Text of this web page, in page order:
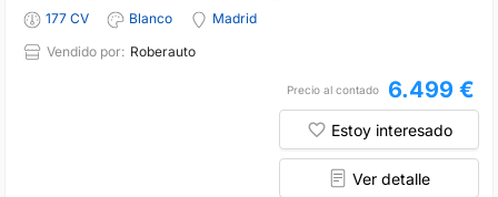
177 CV
Blanco
Madrid
Vendido por: Roberauto
Precio al contado 6.499 €
Estoy interesado
Ver detalle